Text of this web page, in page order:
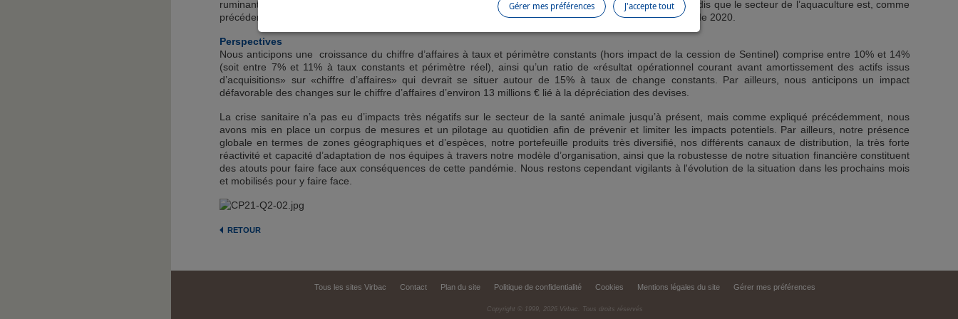
ruminants (+25,9% à taux constants) et à celui des produits porcs-volailles (+10,0% à taux constants); tandis que le secteur de l’aquaculture est, comme
précédemment expliqué, en retrait notable (-11,6% à taux constants) en comparaison à la même période de 2020.
Perspectives
Nous anticipons une croissance du chiffre d’affaires à taux et périmètre constants (hors impact de la cession de Sentinel) comprise entre 10% et 14%
(soit entre 7% et 11% à taux constants et périmètre réel), ainsi qu’un ratio de «résultat opérationnel courant avant amortissement des actifs issus
d’acquisitions» sur «chiffre d’affaires» qui devrait se situer autour de 15% à taux de change constants. Par ailleurs, nous anticipons un impact
défavorable des changes sur le chiffre d’affaires d’environ 13 millions € lié à la dépréciation des devises.
La crise sanitaire n’a pas eu d’impacts très négatifs sur le secteur de la santé animale jusqu’à présent, mais comme expliqué précédemment, nous
avons mis en place un corpus de mesures et un pilotage au quotidien afin de prévenir et limiter les impacts potentiels. Par ailleurs, notre présence
globale en termes de zones géographiques et d’espèces, notre portefeuille produits très diversifié, nos différents canaux de distribution, la très forte
réactivité et capacité d’adaptation de nos équipes à travers notre modèle d’organisation, ainsi que la robustesse de notre situation financière constituent
des atouts pour faire face aux conséquences de cette pandémie. Nous restons cependant vigilants à l'évolution de la situation dans les prochains mois
et mobilisés pour y faire face.
RETOUR
Tous les sites Virbac Contact Plan du site Politique de confidentialité Cookies Mentions légales du site Gérer mes préférences
Copyright © 1999, 2026 Virbac. Tous droits réservés
J'accepte tout
Gérer mes préférences